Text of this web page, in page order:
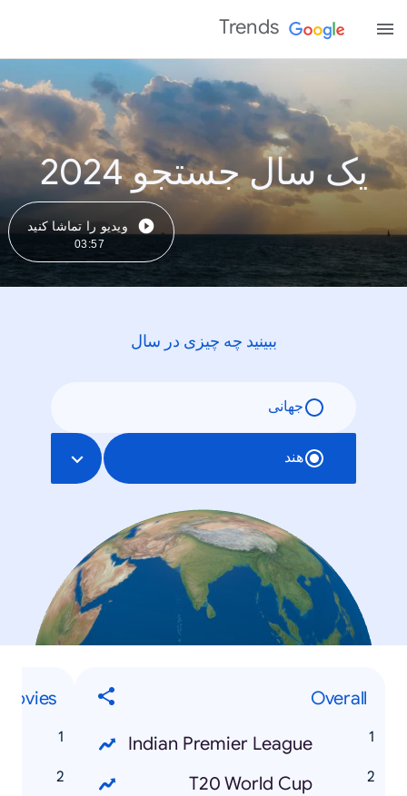
Trends
یک سال جستجو 2024
ویدیو را تماشا کنید
03:57
ببینید چه چیزی در سال
جهانی
هند
Overall
Indian Premier League
T20 World Cup
Movies